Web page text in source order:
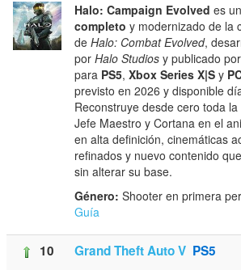
Halo: Campaign Evolved es
completo y modernizado de la
deHalo: Combat Evolved,
porHalo Studios y publicado
para PS5,Xbox Series X|S y
previsto en 2026 y disponible
Reconstruye desde cero toda
Jefe Maestro y Cortana en el
en alta definición, cinemáticas
refinados y nuevo contenido
sin alterar su base.
Género: Shooter en primera
Guía
10 Grand Theft Auto V PS5